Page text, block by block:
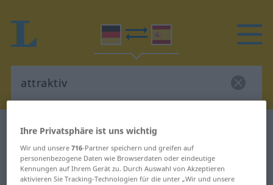
Deutsch-Spanisch Wörterbuch
Deutsch-Spanisch Übersetzung für
"attraktiv"
Ihre Privatsphäre ist uns wichtig
Wir und unsere716-Partner speichern und greifen auf
personenbezogene Daten wie Browserdaten oder eindeutige
Kennungen auf Ihrem Gerät zu. Durch Auswahl von Akzeptieren
aktivieren Sie Tracking-Technologien für die unter „Wir und unsere